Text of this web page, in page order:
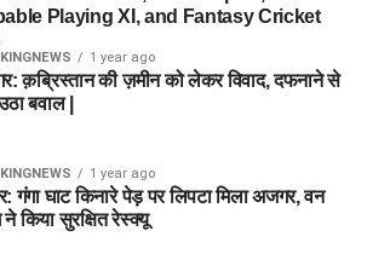
Playing XI, and Fantasy Cricket
1 year ago
क़ब्रिस्तान की ज़मीन को लेकर विवाद, दफनाने से
बवाल |
1 year ago
गंगा घाट किनारे पेड़ पर लिपटा मिला अजगर, वन
ने किया सुरक्षित रेस्क्यू